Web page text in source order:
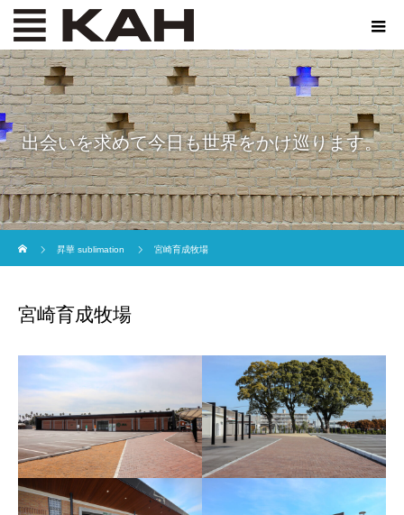
出会いを求めて今日も世界をかけ巡ります。
昇華 sublimation
宮崎育成牧場
宮崎育成牧場